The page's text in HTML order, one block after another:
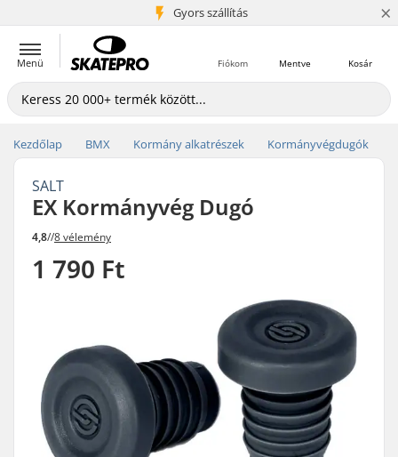
Gyors szállítás
5+ millió ügyfél ×
Menü Kosár
Mentve
Fiókom
Kezdőlap BMX Kormány alkatrészek Kormányvégdugók
SALT
EX Kormányvég Dugó
4,8//8 vélemény
1 790 Ft